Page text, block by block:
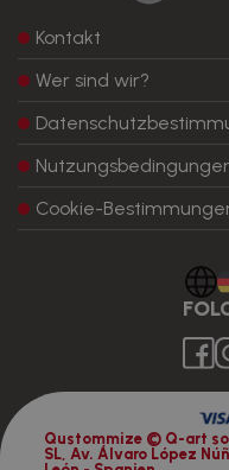
Kontakt
Wer sind wir?
Cookie-
Qustommize © Q-art
SL, Av. Álvaro López